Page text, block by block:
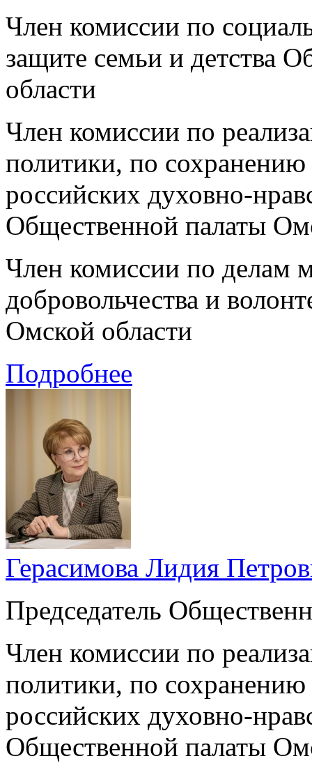
Член комиссии по
защите семьи и детства
области
Член комиссии по
политики, по
российских духовно-
Общественной палаты
Член комиссии по делам
добровольчества и
Омской области
Подробнее
Герасимова Лидия
Председатель
Член комиссии по
политики, по
российских духовно-
Общественной палаты